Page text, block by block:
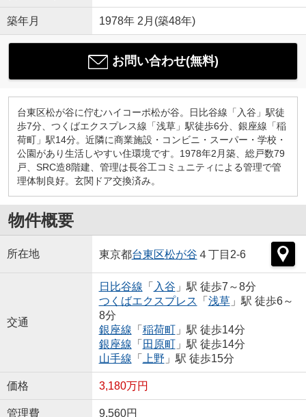
築年月 1978年 2月(築48年)
お問い合わせ(無料)
台東区松が谷に佇むハイコーポ松が谷。日比谷線「入谷」駅徒
歩7分、つくばエクスプレス線「浅草」駅徒歩6分、銀座線「稲
荷町」駅14分。近隣に商業施設・コンビニ・スーパー・学校・
公園があり生活しやすい住環境です。1978年2月築、総戸数79
戸、SRC造8階建、管理は長谷工コミュニティによる管理で管
理体制良好。玄関ドア交換済み。
物件概要
所在地 東京都台東区松が谷 ４丁目2-6
交通
日比谷線 「 入谷 」駅 徒歩7～8分
つくばエクスプレス 「 浅草」駅 徒歩6～
8分
銀座線 「 稲荷町」駅 徒歩14分
銀座線 「 田原町」駅 徒歩14分
山手線 「 上野 」駅 徒歩15分
価格 3,180万円
管理費 9,560円